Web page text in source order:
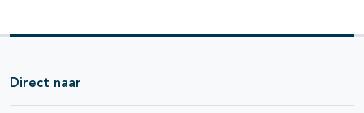
Direct naar